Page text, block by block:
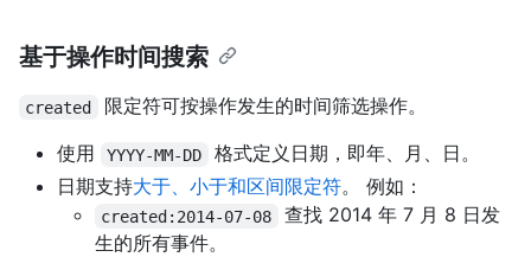
基于操作时间搜索
created
限定符可按操作发生的时间筛选操作。
使用
YYYY-MM-DD
格式定义日期，即年、月、日。
日期支持大于、小于和区间限定符。 例如：
created:2014-07-08
查找 2014 年 7 月 8 日发
生的所有事件。